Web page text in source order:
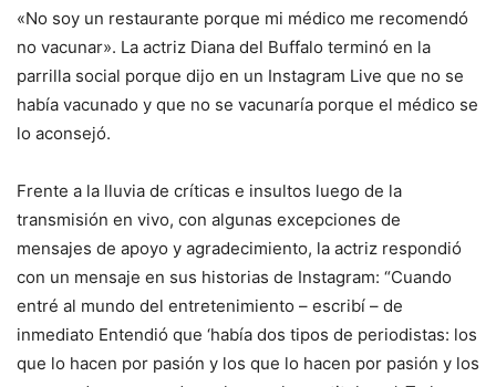
«No soy un restaurante porque mi médico me recomendó
no vacunar». La actriz Diana del Buffalo terminó en la
parrilla social porque dijo en un Instagram Live que no se
había vacunado y que no se vacunaría porque el médico se
lo aconsejó.
Frente a la lluvia de críticas e insultos luego de la
transmisión en vivo, con algunas excepciones de
mensajes de apoyo y agradecimiento, la actriz respondió
con un mensaje en sus historias de Instagram: “Cuando
entré al mundo del entretenimiento – escribí – de
inmediato Entendió que ‘había dos tipos de periodistas: los
que lo hacen por pasión y los que lo hacen por pasión y los